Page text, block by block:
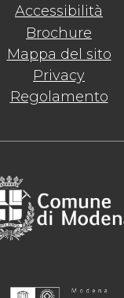
Accessibilità
Brochure
Mappa del sito
Privacy
Regolamento